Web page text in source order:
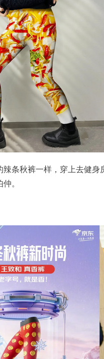
条秋裤一样，穿上去健
。